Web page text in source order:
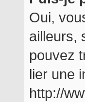
Oui,
ailleurs,
pouvez
lier une
http://